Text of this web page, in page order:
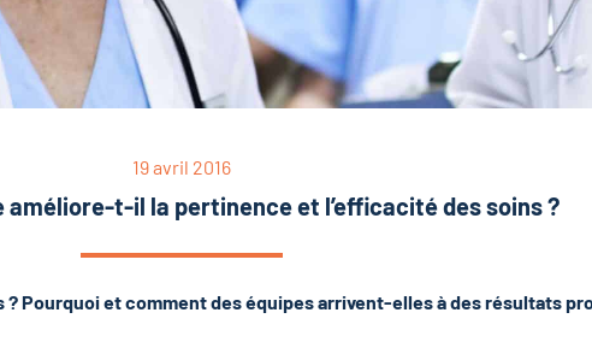
19 avril 2016
améliore-t-il la pertinence et l’efficacité des soins ?
? Pourquoi et comment des équipes arrivent-elles à des résultats